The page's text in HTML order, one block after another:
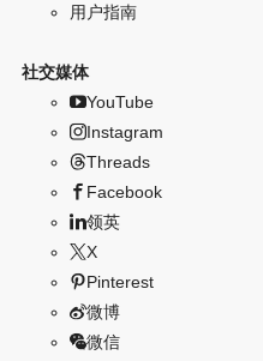
用户指南
社交媒体
YouTube
Instagram
Threads
Facebook
领英
X
Pinterest
微博
微信